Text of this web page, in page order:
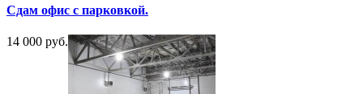
Сдам офис с парковкой.
14 000 руб.